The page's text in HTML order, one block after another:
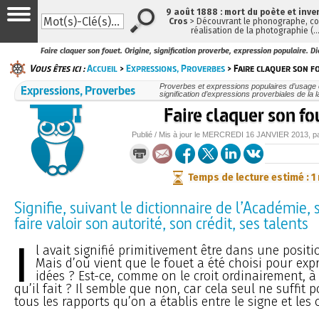
Faire claquer son fouet. Origine, signification proverbe, expression populaire.
Vous êtes ici :Accueil >Expressions, Proverbes > Faire claquer son
Expressions, Proverbes
Proverbes et expressions populaires d’usage
signification d’expressions proverbiales de la
Faire claquer son
Publié / Mis à jour le MERCREDI 16 JANVIER 2013 ,
Temps de lecture estimé : 1
Signifie, suivant le dictionnaire de l’Académie,
faire valoir son autorité, son crédit, ses talents
I
l avait signifié primitivement être dans une
Mais d’où vient que le fouet a été choisi pour
idées ? Est-ce, comme on le croit ordinairement,
qu’il fait ? Il semble que non, car cela seul ne suffit
tous les rapports qu’on a établis entre le signe et les
9 août 1888 : mort du poète et
Cros > Découvrant le phonographe,
réalisation de la photographie